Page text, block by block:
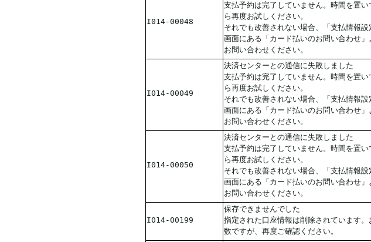
I014-00048
支払予約は完了していません。時間を置い
ら再度お試しください。
それでも改善されない場合、「支払情報設
画面にある「カード払いのお問い合わせ」
お問い合わせください。
I014-00049
決済センターとの通信に失敗しました
支払予約は完了していません。時間を置い
ら再度お試しください。
それでも改善されない場合、「支払情報設
画面にある「カード払いのお問い合わせ」
お問い合わせください。
I014-00050
決済センターとの通信に失敗しました
支払予約は完了していません。時間を置い
ら再度お試しください。
それでも改善されない場合、「支払情報設
画面にある「カード払いのお問い合わせ」
お問い合わせください。
I014-00199
保存できませんでした
指定された口座情報は削除されています。
数ですが、再度ご確認ください。